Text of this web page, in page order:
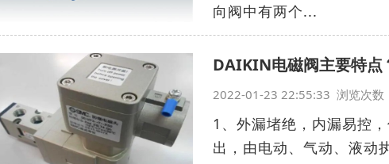
向阀中有两个...
DAIKIN电磁阀主要特点
2022-01-23 22:55:33 浏览次数
1、外漏堵绝，内漏易控
出，由电动、气动、液动